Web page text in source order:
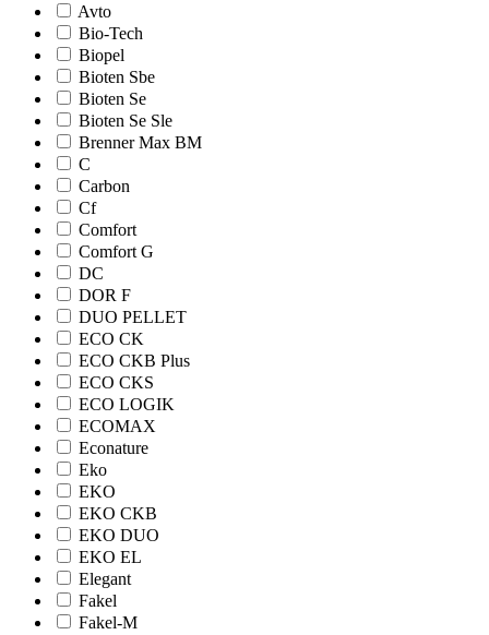
Avto
Bio-Tech
Biopel
Bioten Sbe
Bioten Se
Bioten Se Sle
Brenner Max BM
C
Carbon
Cf
Comfort
Comfort G
DC
DOR F
DUO PELLET
ECO CK
ECO CKB Plus
ECO CKS
ECO LOGIK
ECOMAX
Econature
Eko
EKO
EKO CKB
EKO DUO
EKO EL
Elegant
Fakel
Fakel-M